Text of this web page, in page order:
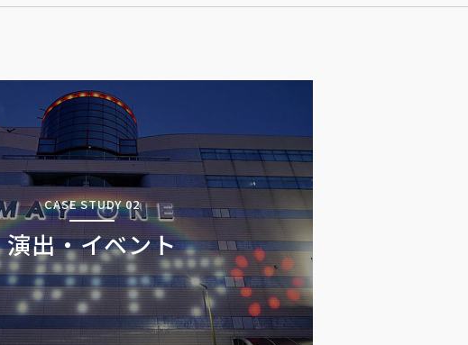
CASE STUDY 02
演出・イベント